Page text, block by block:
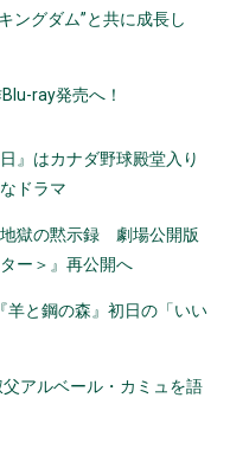
ングダム”と共に成長し
ray発売へ！
』はカナダ野球殿堂入り
ドラマ
獄の黙示録 劇場公開版
ー＞』再公開へ
羊と鋼の森』初日の「いい
アルベール・カミュを語